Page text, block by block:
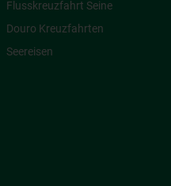
Flusskreuzfahrt Seine
Douro Kreuzfahrten
Seereisen